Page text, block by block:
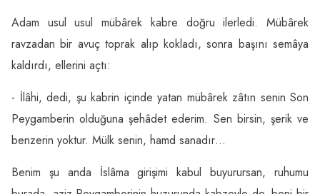
Adam usul usul mübârek kabre doğru ilerledi. Mübârek
ravzadan bir avuç toprak alıp kokladı, sonra başını semâya
kaldırdı, ellerini açtı:
- İlâhi, dedi, şu kabrin içinde yatan mübârek zâtın senin Son
Peygamberin olduğuna şehâdet ederim. Sen birsin, şerik ve
benzerin yoktur. Mülk senin, hamd sanadır…
Benim şu anda İslâma girişimi kabul buyurursan, ruhumu